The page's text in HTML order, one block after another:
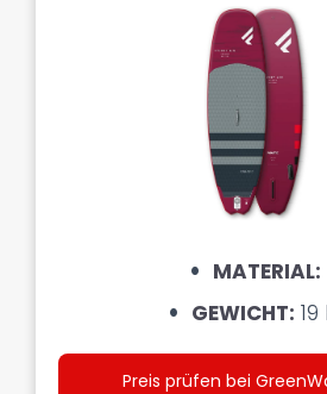
MATERIAL:
GEWICHT: 19
Preis prüfen bei